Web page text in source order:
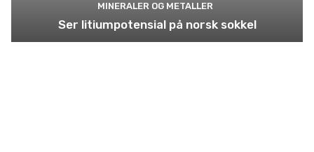
MINERALER OG METALLER
Ser litiumpotensial på norsk sokkel